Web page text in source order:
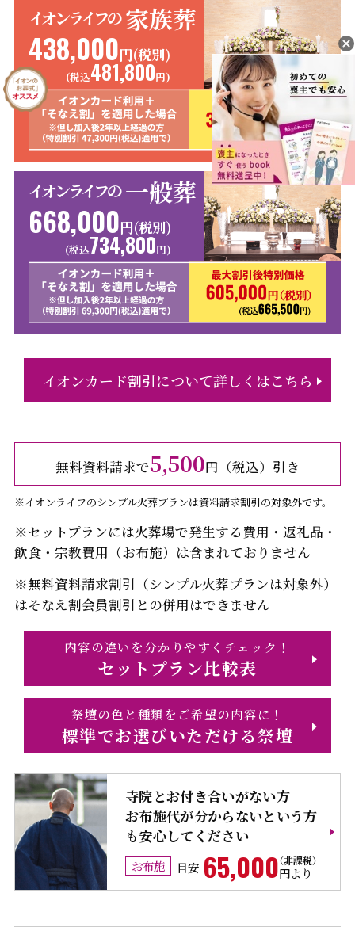
イオンライフの 家族葬
438,000円(税別)
(税込481,800円)
イオンライフの 一般葬
668,000円(税別)
(税込734,800円)
イオンカード割引について詳しくはこちら
無料資料請求で5,500円（税込）引き
※イオンライフのシンプル火葬プランは資料請求割引の対象外です。
※セットプランには火葬場で発生する費用・返礼品・
飲食・宗教費用（お布施）は含まれておりません
※無料資料請求割引（シンプル火葬プランは対象外）
はそなえ割会員割引との併用はできません
内容の違いを分かりやすくチェック！
セットプラン比較表
祭壇の色と種類をご希望の内容に！
標準でお選びいただける祭壇
寺院とお付き合いがない方
お布施代が分からないという方
も安心してください
お布施 目安 65,000円より